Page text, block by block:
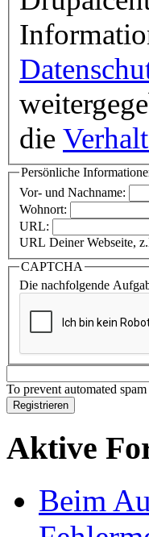
die
Persönliche
Vor- und Nachname:
Wohnort:
URL:
URL Deiner Webseite,
CAPTCHA
Die nachfolgende
To prevent automated
Aktive
Beim